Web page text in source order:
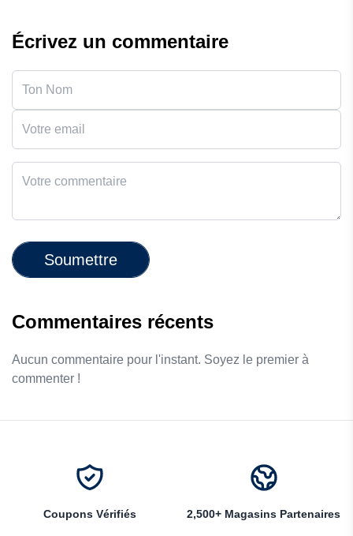
Écrivez un commentaire
Soumettre
Commentaires récents
Aucun commentaire pour l'instant. Soyez le premier à
commenter !
Coupons Vérifiés 2,500+ Magasins Partenaires